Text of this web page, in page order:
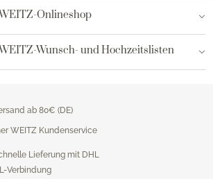
Onlineshop
Wunsch- und Hochzeitslisten
ab 80€ (DE)
WEITZ Kundenservice
Lieferung mit DHL
Verbindung